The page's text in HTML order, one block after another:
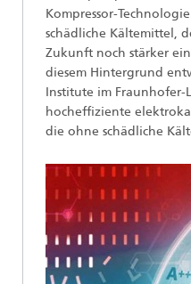
Kompressor-
schädliche Kältemittel,
Zukunft noch stärker
diesem Hintergrund
Institute im Fraunhofer-
hocheffiziente
die ohne schädliche